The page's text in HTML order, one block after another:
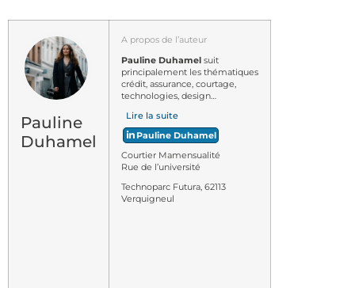
Pauline
Duhamel
A propos de l’auteur
Pauline Duhamel suit
principalement les thématiques
crédit, assurance, courtage,
technologies, design…
Lire la suite
Pauline Duhamel
Courtier Mamensualité
Rue de l’université
Technoparc Futura, 62113
Verquigneul